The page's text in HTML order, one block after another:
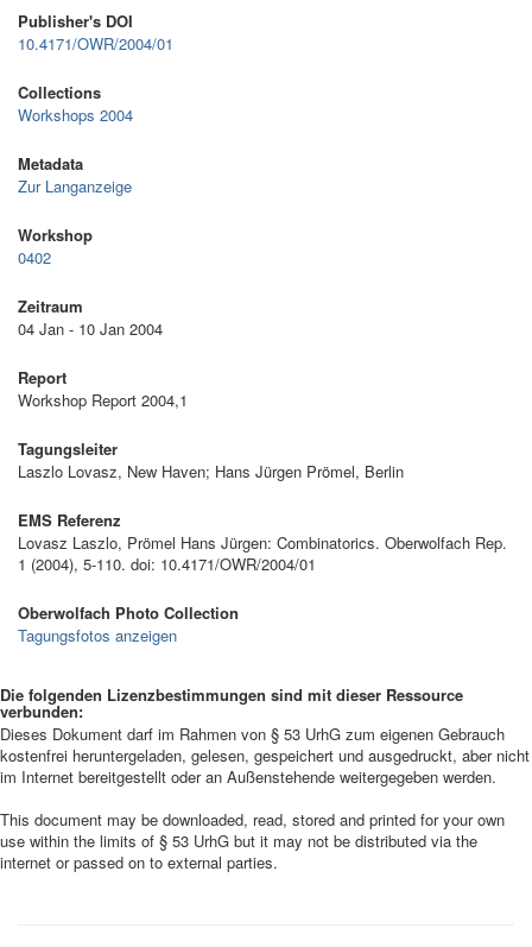
Publisher's DOI
10.4171/OWR/2004/01
Collections
Workshops 2004
Metadata
Zur Langanzeige
Workshop
0402
Zeitraum
04 Jan - 10 Jan 2004
Report
Workshop Report 2004,1
Tagungsleiter
Laszlo Lovasz, New Haven; Hans Jürgen Prömel, Berlin
EMS Referenz
Lovasz Laszlo, Prömel Hans Jürgen: Combinatorics. Oberwolfach Rep.
1 (2004), 5-110. doi: 10.4171/OWR/2004/01
Oberwolfach Photo Collection
Tagungsfotos anzeigen
Die folgenden Lizenzbestimmungen sind mit dieser Ressource
verbunden:
Dieses Dokument darf im Rahmen von § 53 UrhG zum eigenen Gebrauch
kostenfrei heruntergeladen, gelesen, gespeichert und ausgedruckt, aber nicht
im Internet bereitgestellt oder an Außenstehende weitergegeben werden.
This document may be downloaded, read, stored and printed for your own
use within the limits of § 53 UrhG but it may not be distributed via the
internet or passed on to external parties.